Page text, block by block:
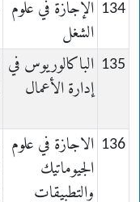
134 الإجازة في علوم
الشغل
135 الباكالوريوس في
إدارة الأعمال
136 الاجازة في علوم
الجيوماتيك
والتطبيقات